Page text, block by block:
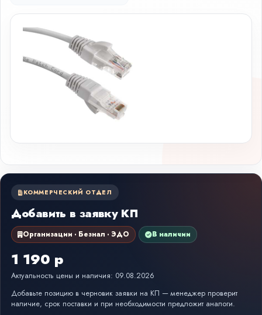
КОММЕРЧЕСКИЙ ОТДЕЛ
Добавить в заявку КП
Организации · Безнал · ЭДО В наличии
1 190 р
Актуальность цены и наличия: 09.08.2026
Добавьте позицию в черновик заявки на КП — менеджер проверит
наличие, срок поставки и при необходимости предложит аналоги.